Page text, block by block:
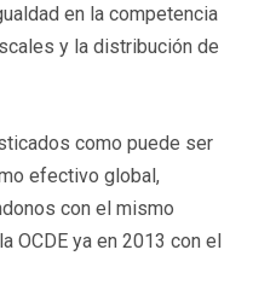
en la competencia
y la distribución de
como puede ser
efectivo global,
con el mismo
OCDE ya en 2013 con el